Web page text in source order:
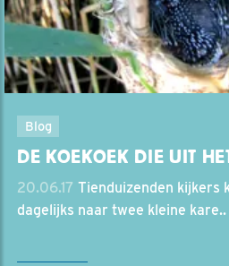
Blog
DE KOEKOEK DIE UIT
20.06.17 Tienduizenden kijkers
dagelijks naar twee kleine kare..